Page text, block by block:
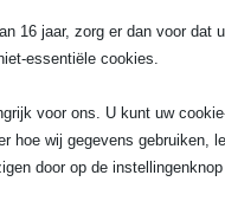
een stopcontact
met A-
Door nauwe
zekeringskasten
16 jaar, zorg er dan voor dat
essentiële cookies.
voor ons. U kunt uw
hoe wij gegevens gebruiken,
door op de